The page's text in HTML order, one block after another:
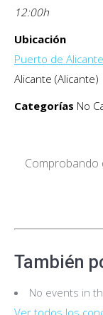
12:00h
Ubicación
Puerto de Alicante
Alicante (Alicante)
Categorías No
Comprobando
También
No events in
Ver todos los